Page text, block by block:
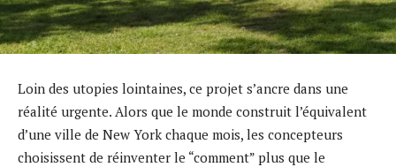
Loin des utopies lointaines, ce projet s’ancre dans une
réalité urgente. Alors que le monde construit l’équivalent
d’une ville de New York chaque mois, les concepteurs
choisissent de réinventer le “comment” plus que le